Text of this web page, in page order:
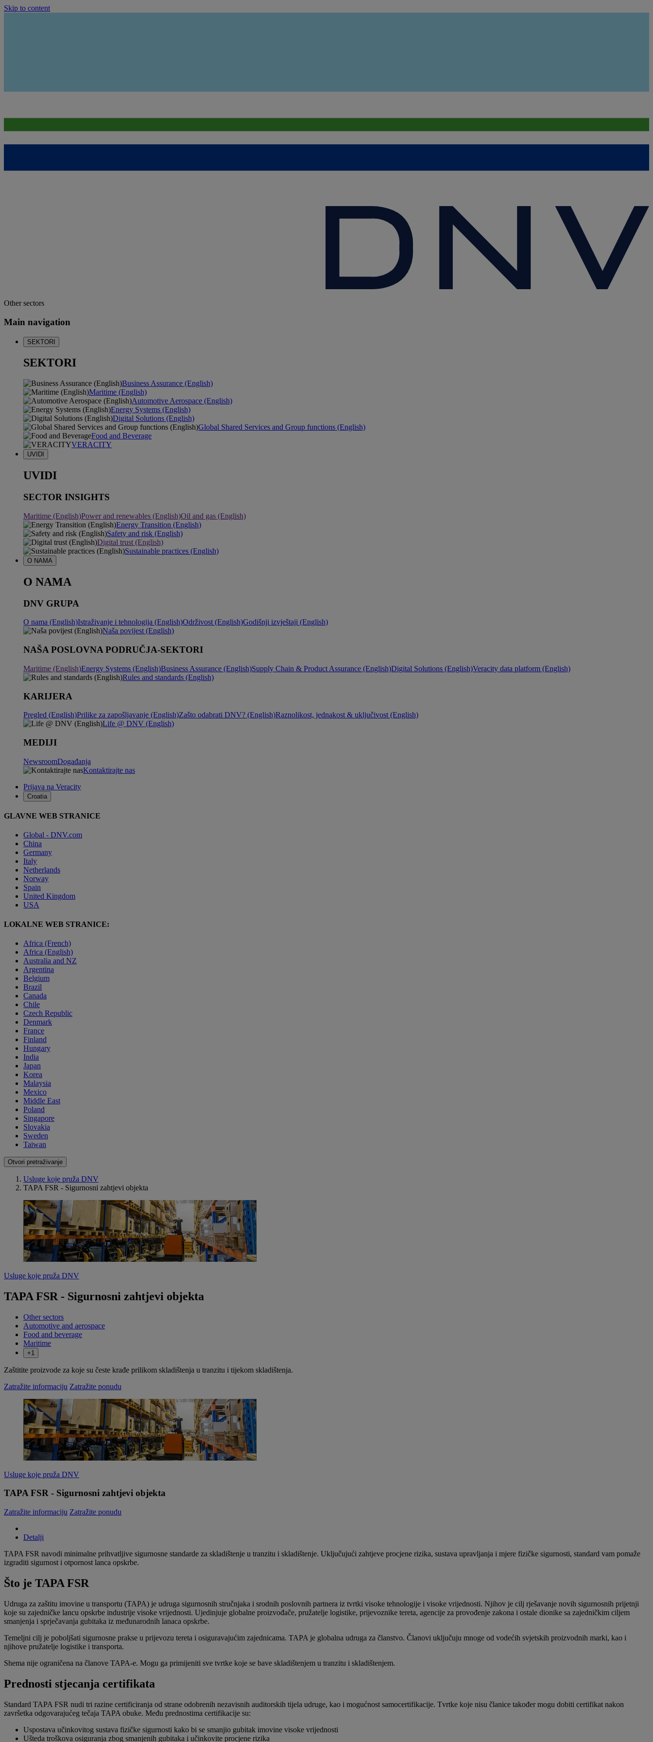
Skip to content
Other sectors
Main navigation
SEKTORI
SEKTORI
Business Assurance (English)
Maritime (English)
Automotive Aerospace (English)
Energy Systems (English)
Digital Solutions (English)
Global Shared Services and Group functions (English)
Food and Beverage
VERACITY
UVIDI
UVIDI
SECTOR INSIGHTS
Maritime (English)Power and renewables (English)Oil and gas (English)
Energy Transition (English)
Safety and risk (English)
Digital trust (English)
Sustainable practices (English)
O NAMA
O NAMA
DNV GRUPA
O nama (English)Istraživanje i tehnologija (English)Održivost (English)Godišnji izvještaji (English)
Naša povijest (English)
NAŠA POSLOVNA PODRUČJA-SEKTORI
Maritime (English)Energy Systems (English)Business Assurance (English)Supply Chain & Product Assurance (English)Digital Solutions (English)Veracity data platform (English)
Rules and standards (English)
KARIJERA
Pregled (English)Prilike za zapošljavanje (English)Zašto odabrati DNV? (English)Raznolikost, jednakost & uključivost (English)
Life @ DNV (English)
MEDIJI
NewsroomDogađanja
Kontaktirajte nas
Prijava na Veracity
Croatia
GLAVNE WEB STRANICE
Global - DNV.com
China
Germany
Italy
Netherlands
Norway
Spain
United Kingdom
USA
LOKALNE WEB STRANICE:
Africa (French)
Africa (English)
Australia and NZ
Argentina
Belgium
Brazil
Canada
Chile
Czech Republic
Denmark
France
Finland
Hungary
India
Japan
Korea
Malaysia
Mexico
Middle East
Poland
Singapore
Slovakia
Sweden
Taiwan
Otvori pretraživanje
Usluge koje pruža DNV
TAPA FSR - Sigurnosni zahtjevi objekta
Usluge koje pruža DNV
TAPA FSR - Sigurnosni zahtjevi objekta
Other sectors
Automotive and aerospace
Food and beverage
Maritime
+1
Zaštitite proizvode za koje su česte krađe prilikom skladištenja u tranzitu i tijekom skladištenja.
Zatražite informaciju Zatražite ponudu
Usluge koje pruža DNV
TAPA FSR - Sigurnosni zahtjevi objekta
Zatražite informaciju Zatražite ponudu
Detalji
TAPA FSR navodi minimalne prihvatljive sigurnosne standarde za skladištenje u tranzitu i skladištenje. Uključujući zahtjeve procjene rizika, sustava upravljanja i mjere fizičke sigurnosti, standard vam pomaže
izgraditi sigurnost i otpornost lanca opskrbe.
Što je TAPA FSR
Udruga za zaštitu imovine u transportu (TAPA) je udruga sigurnosnih stručnjaka i srodnih poslovnih partnera iz tvrtki visoke tehnologije i visoke vrijednosti. Njihov je cilj rješavanje novih sigurnosnih prijetnji
koje su zajedničke lancu opskrbe industrije visoke vrijednosti. Ujedinjuje globalne proizvođače, pružatelje logistike, prijevoznike tereta, agencije za provođenje zakona i ostale dionike sa zajedničkim ciljem
smanjenja i sprječavanja gubitaka iz međunarodnih lanaca opskrbe.
Temeljni cilj je poboljšati sigurnosne prakse u prijevozu tereta i osiguravajućim zajednicama. TAPA je globalna udruga za članstvo. Članovi uključuju mnoge od vodećih svjetskih proizvodnih marki, kao i
njihove pružatelje logistike i transporta.
Shema nije ograničena na članove TAPA-e. Mogu ga primijeniti sve tvrtke koje se bave skladištenjem u tranzitu i skladištenjem.
Prednosti stjecanja certifikata
Standard TAPA FSR nudi tri razine certificiranja od strane odobrenih nezavisnih auditorskih tijela udruge, kao i mogućnost samocertifikacije. Tvrtke koje nisu članice također mogu dobiti certifikat nakon
završetka odgovarajućeg tečaja TAPA obuke. Među prednostima certifikacije su:
Uspostava učinkovitog sustava fizičke sigurnosti kako bi se smanjio gubitak imovine visoke vrijednosti
Ušteda troškova osiguranja zbog smanjenih gubitaka i učinkovite procjene rizika